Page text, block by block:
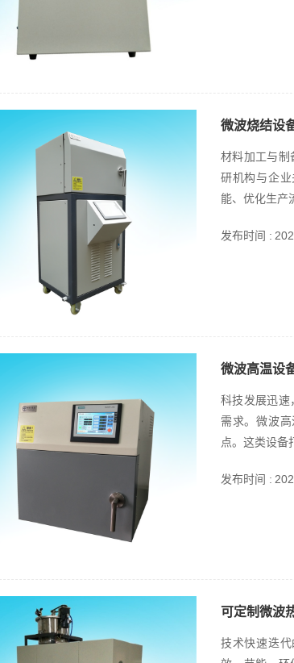
微波烧结设
材料加工与制
研机构与企
能、优化生产
发布时间 :
微波高温设
科技发展迅速
需求。微波
点。这类设备
发布时间 :
可定制微波
技术快速迭